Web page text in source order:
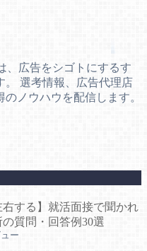
、広告をシゴトにするす
。 選考情報、広告代理店
ノウハウを配信します。
右する】就活面接で聞かれ
質問・回答例30選
ー